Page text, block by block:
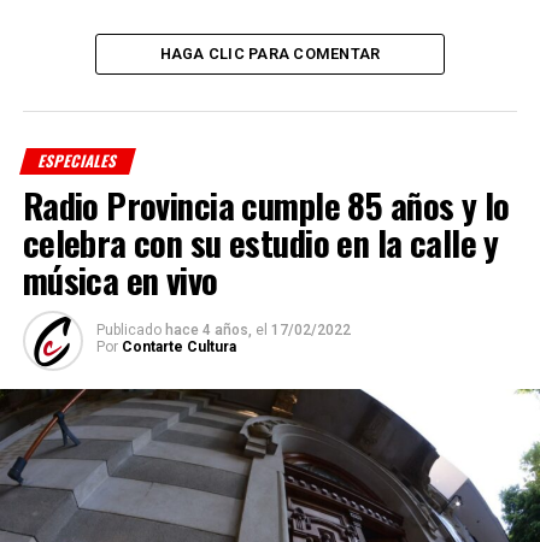
HAGA CLIC PARA COMENTAR
ESPECIALES
Radio Provincia cumple 85 años y lo
celebra con su estudio en la calle y
música en vivo
Publicado hace 4 años, el 17/02/2022
Por Contarte Cultura